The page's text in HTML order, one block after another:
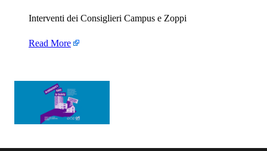
Interventi dei Consiglieri Campus e Zoppi
Read More